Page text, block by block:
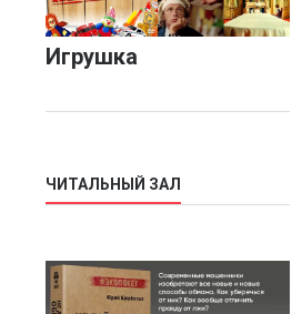
Игрушка
ЧИТАЛЬНЫЙ ЗАЛ